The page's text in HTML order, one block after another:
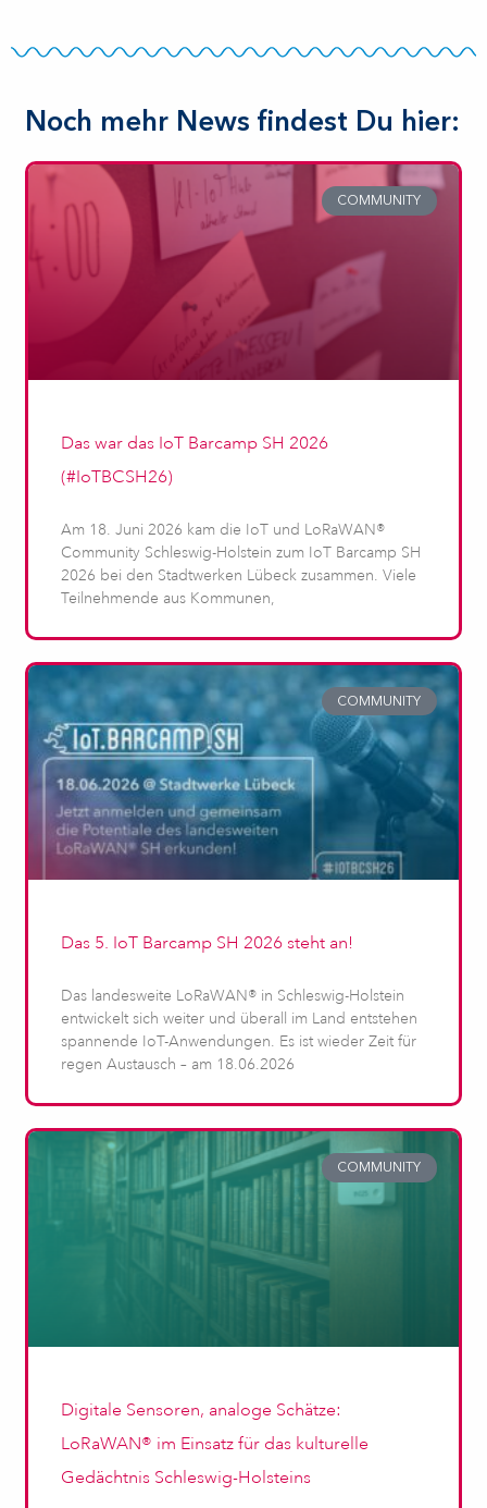
Noch mehr News findest Du hier:
COMMUNITY
Das war das IoT Barcamp SH 2026
(#IoTBCSH26)
Am 18. Juni 2026 kam die IoT und LoRaWAN®
Community Schleswig-Holstein zum IoT Barcamp SH
2026 bei den Stadtwerken Lübeck zusammen. Viele
Teilnehmende aus Kommunen,
COMMUNITY
Das 5. IoT Barcamp SH 2026 steht an!
Das landesweite LoRaWAN® in Schleswig-Holstein
entwickelt sich weiter und überall im Land entstehen
spannende IoT-Anwendungen. Es ist wieder Zeit für
regen Austausch – am 18.06.2026
COMMUNITY
Digitale Sensoren, analoge Schätze:
LoRaWAN® im Einsatz für das kulturelle
Gedächtnis Schleswig-Holsteins